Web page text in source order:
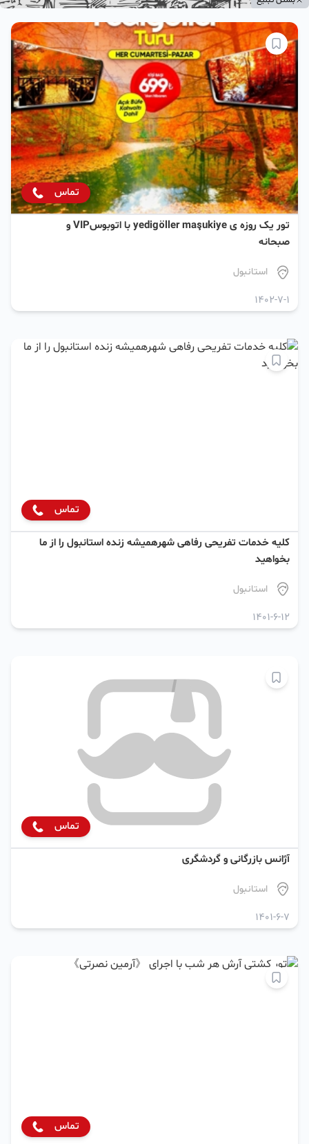
تماس
تور یک روزه ی yedigöller maşukiye با اتوبوسVIP و
صبحانه
استانبول
1402-7-1
تماس
کلیه خدمات تفریحی رفاهی شهرهمیشه زنده استانبول را از ما
بخواهید
استانبول
1401-6-12
تماس
آژانس بازرگانی و گردشگری
استانبول
1401-6-7
تماس